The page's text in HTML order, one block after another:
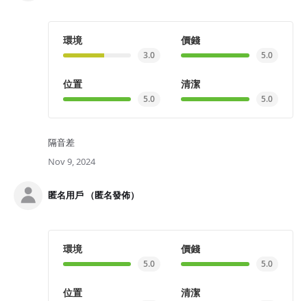
環境
3.0
價錢
5.0
位置
5.0
清潔
5.0
隔音差
Nov 9, 2024
匿名用戶 （匿名發佈）
環境
5.0
價錢
5.0
位置 清潔